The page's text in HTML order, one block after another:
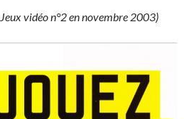
vidéo n°2 en novembre 2003)